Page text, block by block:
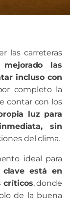
las carreteras
las
incluso con
completo la
contar con los
luz para
sin
del clima.
ideal para
clave está en
críticos, donde
de la buena